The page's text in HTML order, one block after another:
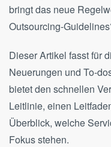
bringt das neue
Outsourcing-
Dieser Artikel fasst für
Neuerungen und To-
bietet den schnellen
Leitlinie, einen
Überblick, welche
Fokus stehen.